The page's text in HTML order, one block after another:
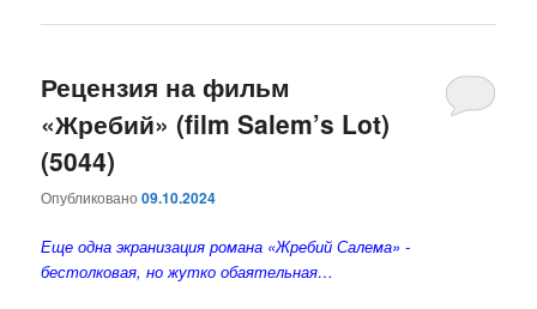
Рецензия на фильм
«Жребий» (film Salem’s Lot)
(5044)
Опубликовано09.10.2024
Еще одна экранизация романа «Жребий Салема» -
бестолковая, но жутко обаятельная…